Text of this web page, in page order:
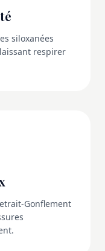
siloxanées
respirer
Gonflement